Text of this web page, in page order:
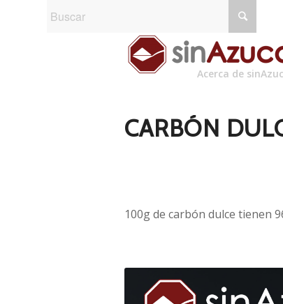
Acerca de
CARBÓN
100g de carbón dulce tienen